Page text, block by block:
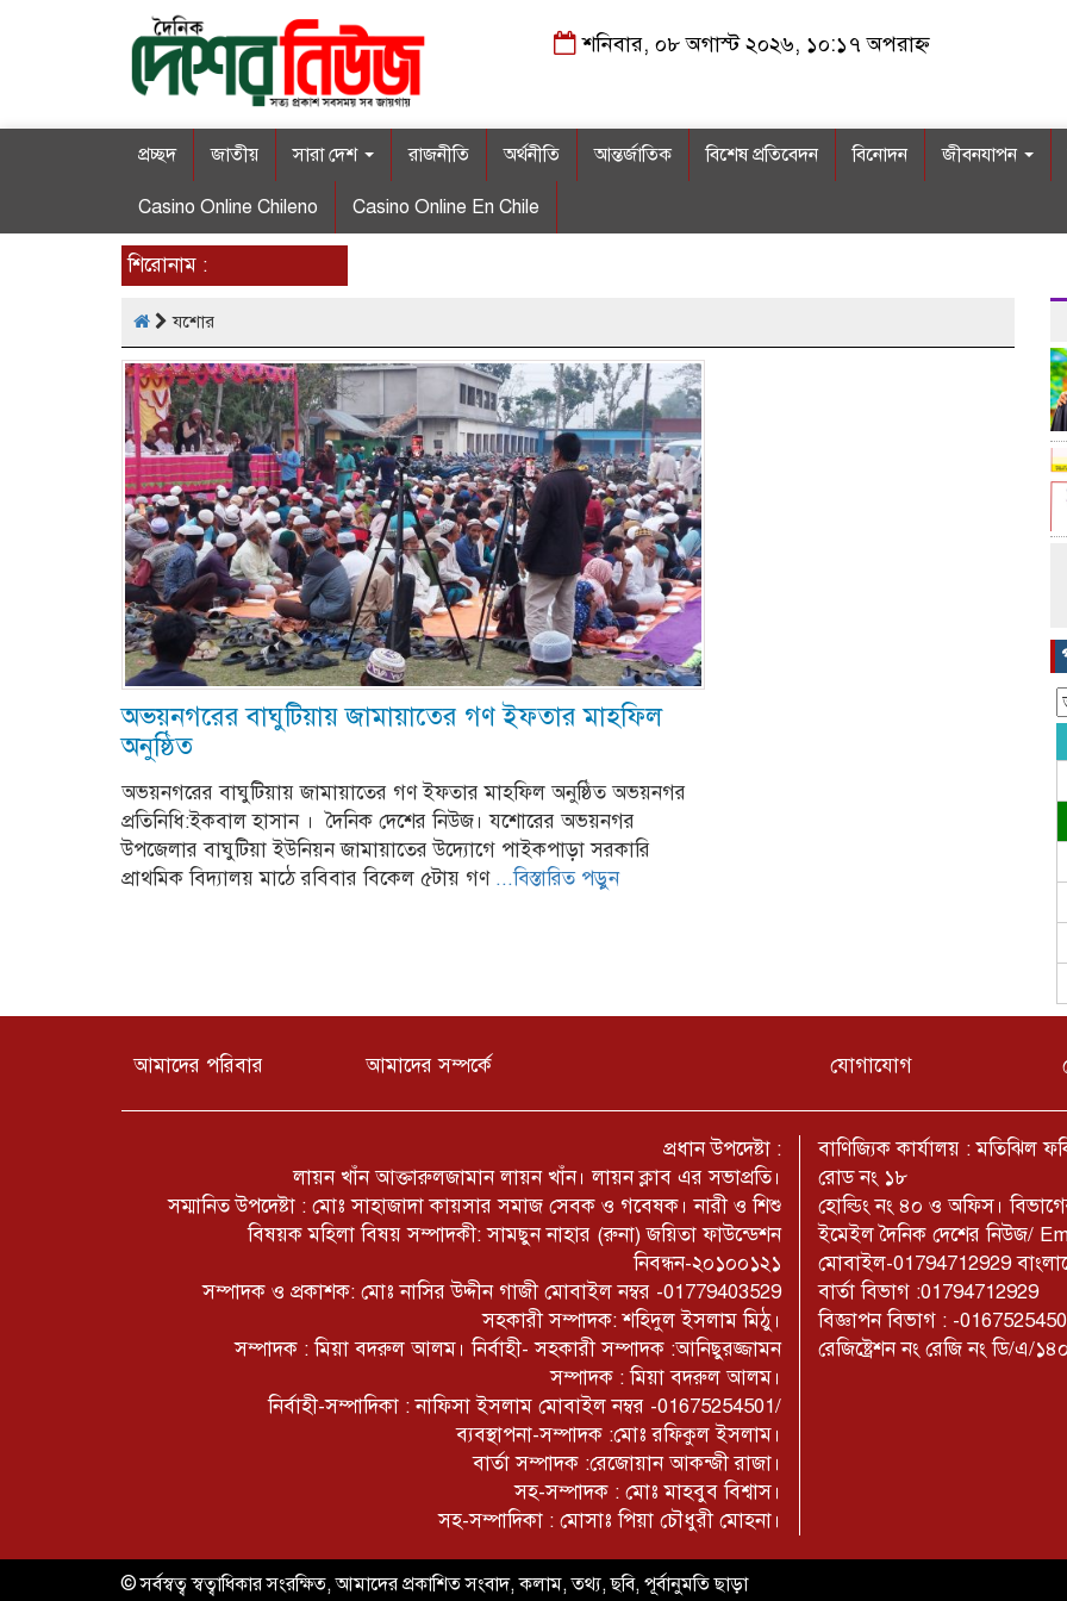
শনিবার, ০৮ অগাস্ট ২০২৬, ১০:১৭ অপরাহ্ন
প্রচ্ছদ জাতীয় সারা দেশ রাজনীতি অর্থনীতি আন্তর্জাতিক বিশেষ প্রতিবেদন বিনোদন জীবনযাপন
Casino Online Chileno Casino Online En Chile
শিরোনাম :
যশোর
অভয়নগরের বাঘুটিয়ায় জামায়াতের গণ ইফতার মাহফিল
অনুষ্ঠিত
অভয়নগরের বাঘুটিয়ায় জামায়াতের গণ ইফতার মাহফিল অনুষ্ঠিত অভয়নগর
প্রতিনিধি:ইকবাল হাসান । দৈনিক দেশের নিউজ। যশোরের অভয়নগর
উপজেলার বাঘুটিয়া ইউনিয়ন জামায়াতের উদ্যোগে পাইকপাড়া সরকারি
প্রাথমিক বিদ্যালয় মাঠে রবিবার বিকেল ৫টায় গণ ...বিস্তারিত পড়ুন
আমাদের পরিবার আমাদের সম্পর্কে যোগাযোগ
প্রধান উপদেষ্টা :
লায়ন খাঁন আক্তারুলজামান লায়ন খাঁন। লায়ন ক্লাব এর সভাপ্রতি।
সম্মানিত উপদেষ্টা : মোঃ সাহাজাদা কায়সার সমাজ সেবক ও গবেষক। নারী ও শিশু
বিষয়ক মহিলা বিষয় সম্পাদকী: সামছুন নাহার (রুনা) জয়িতা ফাউন্ডেশন
নিবন্ধন-২০১০০১২১
সম্পাদক ও প্রকাশক: মোঃ নাসির উদ্দীন গাজী মোবাইল নম্বর -01779403529
সহকারী সম্পাদক: শহিদুল ইসলাম মিঠু।
সম্পাদক : মিয়া বদরুল আলম। নির্বাহী- সহকারী সম্পাদক :আনিছুরজ্জামন
সম্পাদক : মিয়া বদরুল আলম।
নির্বাহী-সম্পাদিকা : নাফিসা ইসলাম মোবাইল নম্বর -01675254501/
ব্যবস্থাপনা-সম্পাদক :মোঃ রফিকুল ইসলাম।
বার্তা সম্পাদক :রেজোয়ান আকন্জী রাজা।
সহ-সম্পাদক : মোঃ মাহবুব বিশ্বাস।
সহ-সম্পাদিকা : মোসাঃ পিয়া চৌধুরী মোহনা।
বাণিজ্যিক কার্যালয় : মতিঝিল
রোড নং ১৮
হোল্ডিং নং ৪০ ও অফিস।
ইমেইল দৈনিক দেশের নিউজ/
মোবাইল-01794712929
বার্তা বিভাগ :01794712929
বিজ্ঞাপন বিভাগ : -
রেজিষ্ট্রেশন নং রেজি নং ডি/এ/
© সর্বস্বত্ব স্বত্বাধিকার সংরক্ষিত, আমাদের প্রকাশিত সংবাদ, কলাম, তথ্য, ছবি, পূর্বানুমতি ছাড়া